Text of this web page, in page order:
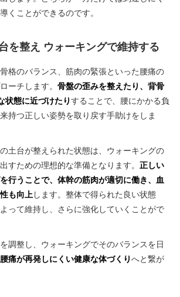
くことができるのです。
を整え ウォーキングで維持する
格のバランス、筋肉の緊張といった腰痛の
ーチします。 骨盤の歪みを整えたり、背骨
状態に近づけたりすることで、腰にかかる負
持つ正しい姿勢を取り戻す手助けをしま
土台が整えられた状態は、ウォーキングの
すための理想的な準備となります。 正しい
行うことで、体幹の筋肉が適切に働き、血
も向上 します。整体で得られた良い状態
って維持し、さらに強化していくことがで
調整し、ウォーキングでそのバランスを日
腰痛が再発しにくい健康な体づくりへと繋が